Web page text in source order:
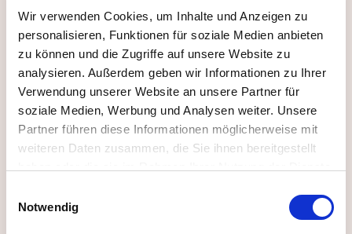
Wir verwenden Cookies, um Inhalte und Anzeigen zu
personalisieren, Funktionen für soziale Medien anbieten
zu können und die Zugriffe auf unsere Website zu
analysieren. Außerdem geben wir Informationen zu Ihrer
Verwendung unserer Website an unsere Partner für
soziale Medien, Werbung und Analysen weiter. Unsere
Partner führen diese Informationen möglicherweise mit
weiteren Daten zusammen, die Sie ihnen bereitgestellt
Impressum
Notwendig
direkt online in unter 1 Minute ab.